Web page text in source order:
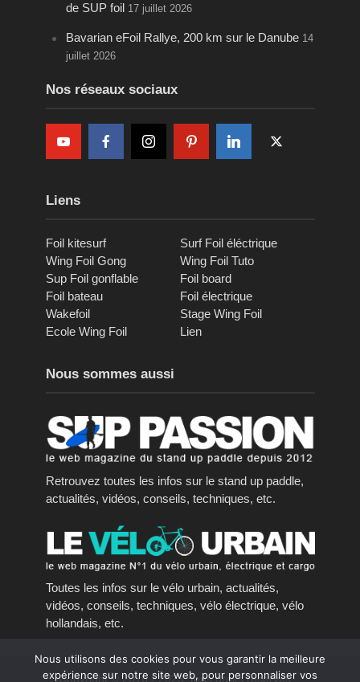
de SUP foil 17 juillet 2026
Bavarian eFoil Rallye, 200 km sur le Danube 14
juillet 2026
Nos réseaux sociaux
Liens
Foil kitesurf
Surf Foil éléctrique
Wing Foil Gong
Wing Foil Tuto
Sup Foil gonflable
Foil board
Foil bateau
Foil électrique
Wakefoil
Stage Wing Foil
Ecole Wing Foil
Lien
Nous sommes aussi
Retrouvez toutes les infos sur le stand up paddle,
actualités, vidéos, conseils, techniques, etc.
Toutes les infos sur le vélo urbain, actualités,
vidéos, conseils, techniques, vélo électrique, vélo
hollandais, etc.
Copyright © 2016 - 2023, tous droits réservés.
Nous utilisons des cookies pour vous garantir la meilleure
expérience sur notre site web, pour personnaliser vos